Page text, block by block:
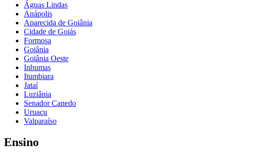
Águas Lindas
Anápolis
Aparecida de Goiânia
Cidade de Goiás
Formosa
Goiânia
Goiânia Oeste
Inhumas
Itumbiara
Jataí
Luziânia
Senador Canedo
Uruaçu
Valparaíso
Ensino